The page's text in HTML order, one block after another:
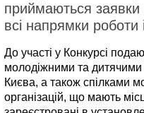
приймаються
всі напрямки
До участі у Конкурсі
молодіжними та дитячими
Києва, а також спілками
організацій, що мають